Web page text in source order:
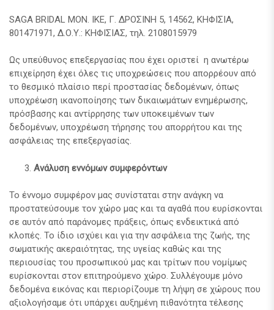
SAGA BRIDAL ΜΟΝ. ΙΚΕ, Γ. ΔΡΟΣΙΝΗ 5, 14562, ΚΗΦΙΣΙΑ,
801471971, Δ.Ο.Υ.: ΚΗΦΙΣΙΑΣ, τηλ. 2108015979
Ως υπεύθυνος επεξεργασίας που έχει οριστεί η ανωτέρω
επιχείρηση έχει όλες τις υποχρεώσεις που απορρέουν από
το θεσμικό πλαίσιο περί προστασίας δεδομένων, όπως
υποχρέωση ικανοποίησης των δικαιωμάτων ενημέρωσης,
πρόσβασης και αντίρρησης των υποκειμένων των
δεδομένων, υποχρέωση τήρησης του απορρήτου και της
ασφάλειας της επεξεργασίας.
Ανάλυση εννόμων συμφερόντων
Το έννομο συμφέρον μας συνίσταται στην ανάγκη να
προστατεύσουμε τον χώρο μας και τα αγαθά που ευρίσκονται
σε αυτόν από παράνομες πράξεις, όπως ενδεικτικά από
κλοπές. Το ίδιο ισχύει και για την ασφάλεια της ζωής, της
σωματικής ακεραιότητας, της υγείας καθώς και της
περιουσίας του προσωπικού μας και τρίτων που νομίμως
ευρίσκονται στον επιτηρούμενο χώρο. Συλλέγουμε μόνο
δεδομένα εικόνας και περιορίζουμε τη λήψη σε χώρους που
αξιολογήσαμε ότι υπάρχει αυξημένη πιθανότητα τέλεσης